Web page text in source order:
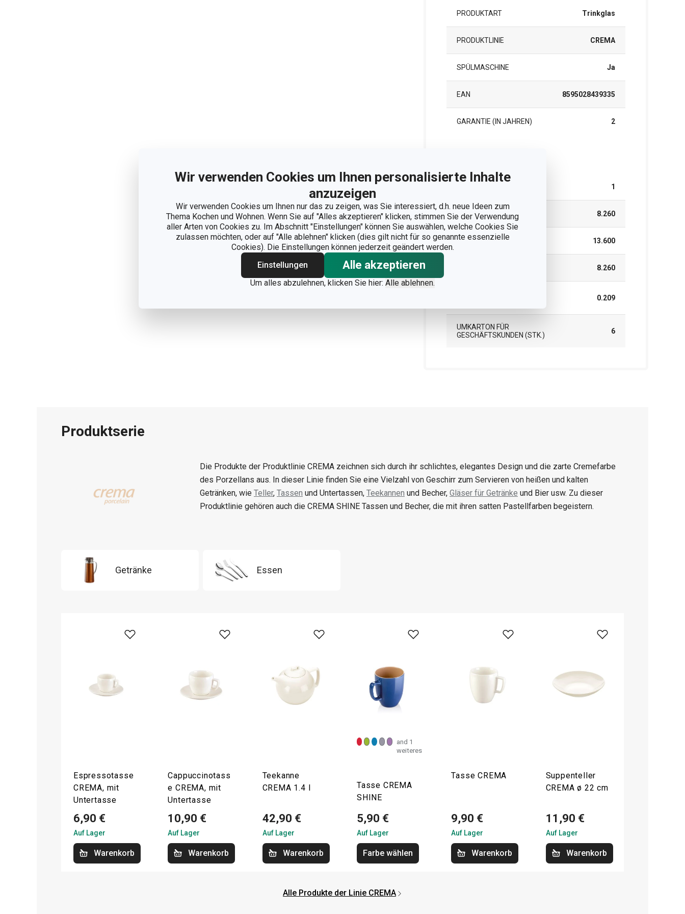
Wir verwenden Cookies um Ihnen personalisierte Inhalte
anzuzeigen
Wir verwenden Cookies um Ihnen nur das zu zeigen, was Sie interessiert, d.h. neue Ideen zum
Thema Kochen und Wohnen. Wenn Sie auf "Alles akzeptieren" klicken, stimmen Sie der Verwendung
aller Arten von Cookies zu. Im Abschnitt "Einstellungen" können Sie auswählen, welche Cookies Sie
zulassen möchten, oder auf "Alle ablehnen" klicken (dies gilt nicht für so genannte essenzielle
Cookies). Die Einstellungen können jederzeit geändert werden.
Einstellungen
Alle akzeptieren
Um alles abzulehnen, klicken Sie hier: Alle ablehnen.
PRODUKTART Trinkglas
PRODUKTLINIE CREMA
SPÜLMASCHINE Ja
EAN 8595028439335
GARANTIE (IN JAHREN) 2
1
BREITE (CM) 8.260
HÖHE (CM) 13.600
8.260
0.209
UMKARTON FÜR
GESCHÄFTSKUNDEN (STK.)
6
Produktserie
Die Produkte der Produktlinie CREMA zeichnen sich durch ihr schlichtes, elegantes Design und die zarte Cremefarbe
des Porzellans aus. In dieser Linie finden Sie eine Vielzahl von Geschirr zum Servieren von heißen und kalten
Getränken, wie Teller, Tassen und Untertassen, Teekannen und Becher, Gläser für Getränke und Bier usw. Zu dieser
Produktlinie gehören auch die CREMA SHINE Tassen und Becher, die mit ihren satten Pastellfarben begeistern.
Getränke Essen
Espressotasse
CREMA, mit
Untertasse
6,90 €
Auf Lager
Warenkorb
Cappuccinotass
e CREMA, mit
Untertasse
10,90 €
Auf Lager
Warenkorb
Teekanne
CREMA 1.4 l
42,90 €
Auf Lager
Warenkorb
and 1
weiteres
Tasse CREMA
SHINE
5,90 €
Auf Lager
Farbe wählen
Tasse CREMA
9,90 €
Auf Lager
Warenkorb
Suppenteller
CREMA ø 22 cm
11,90 €
Auf Lager
Warenkorb
Alle Produkte der Linie CREMA